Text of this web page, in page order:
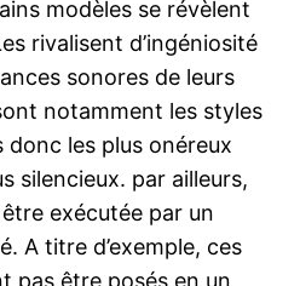
modèles se révèlent
rivalisent d’ingéniosité
sonores de leurs
notamment les styles
donc les plus onéreux
silencieux. par ailleurs,
exécutée par un
A titre d’exemple, ces
pas être posés en un